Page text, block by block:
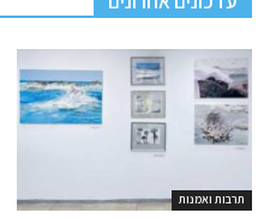
תרבות ואמנות